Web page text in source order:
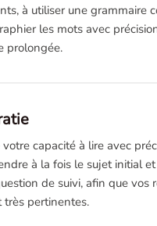
à utiliser une grammaire
les mots avec
prolongée.
votre capacité à lire avec
à la fois le sujet initial
de suivi, afin que vos
très pertinentes.